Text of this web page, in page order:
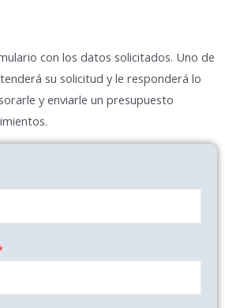
con los datos solicitados. Uno de
su solicitud y le responderá lo
y enviarle un presupuesto